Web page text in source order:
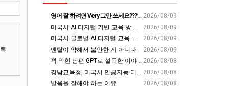
2026/08/09
영어 잘 하려면 Very 그만 쓰세요????‍♂️
2026/08/09
미국서 AI·디지털 기반 교육 방안 모색 - 경남매일
2026/08/09
미국서 글로벌 AI·디지털 교육 해법 찾는다 - 경남일보
2026/08/09
멘탈이 약해서 불안한 게 아니다
2026/08/08
꽉 막힌 남편 GPT로 설득한 이야기
2026/08/08
경남교육청, 미국서 인공지능·디지털 교육혁신 방안 모색 - 웹이코노미
2026/08/08
발음을 잘해야 하는 이유